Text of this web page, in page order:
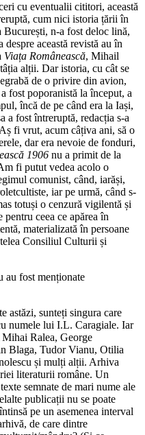
cu eventualii cititori, această
cum nici istoria țării în
București, n-a fost deloc lină,
această revistă au în
Viața Românească, Mihail
alții. Dar istoria, cu cât se
de o privire din avion,
a fost poporanistă la început, a
încă de pe când era la Iași,
a fost întreruptă, redacția s-a
fi vrut, acum câțiva ani, să o
dar era nevoie de fonduri,
1906 nu a primit de la
fi putut vedea acolo o
comunist, când, iarăși,
iar pe urmă, când s-
totuși o cenzură vigilentă și
ceea ce apărea în
materializată în persoane
Consiliul Culturii și
au fost menționate
astăzi, sunteți singura care
numele lui I.L. Caragiale. Iar
Ralea, George
Blaga, Tudor Vianu, Otilia
și mulți alții. Arhiva
literaturii române. Un
semnate de mari nume ale
publicații nu se poate
pe un asemenea interval
de care dintre